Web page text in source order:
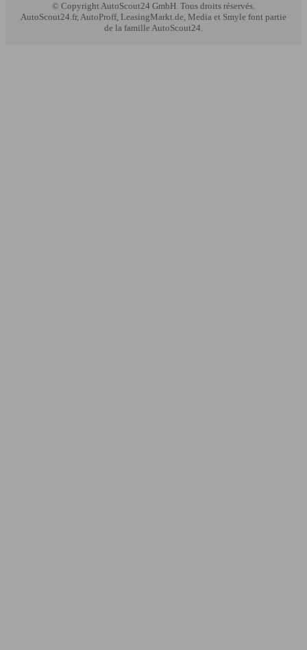
© CopyrightAutoScout24 GmbH. Tous droits réservés.
AutoScout24.fr, AutoProff, LeasingMarkt.de, Media et Smyle font partie
de la famille AutoScout24.